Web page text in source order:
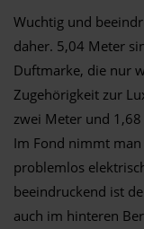
Wuchtig und
daher. 5,04 Meter
Duftmarke, die nur
Zugehörigkeit zur
zwei Meter und
Im Fond nimmt man
problemlos
beeindruckend ist
auch im hinteren